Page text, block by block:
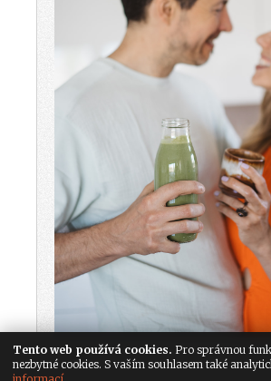
Tento web používá cookies. Pro správnou
nezbytné cookies. S vaším souhlasem také